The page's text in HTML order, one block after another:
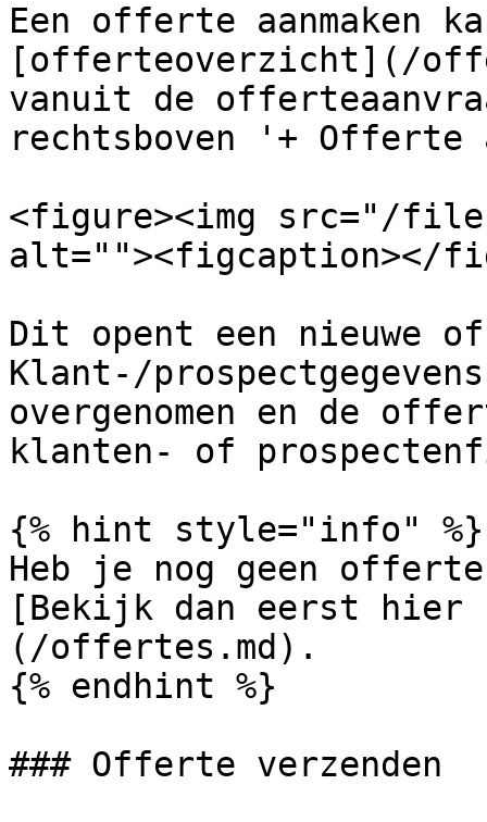
Een offerte aanmaken
[offerteoverzicht](/
vanuit de
rechtsboven '+ Offerte
<figure><img src="/files/
alt=""><figcaption></
Dit opent een nieuwe
Klant-/
overgenomen en de
klanten- of
{% hint style="info" %}
Heb je nog geen offerte
[Bekijk dan eerst hier
(/offertes.md).
{% endhint %}
### Offerte verzenden